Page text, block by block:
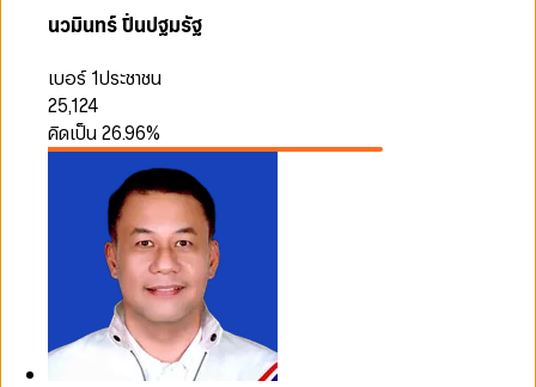
นวมินทร์ ปิ่นปฐมรัฐ
เบอร์ 1ประชาชน
25,124
คิดเป็น26.96%